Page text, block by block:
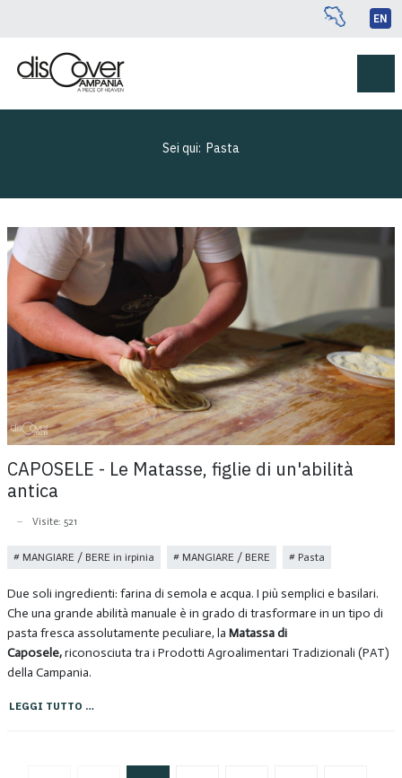
EN
Sei qui: Pasta
CAPOSELE - Le Matasse, figlie di un'abilità
antica
Visite: 521
MANGIARE / BERE in irpinia MANGIARE / BERE Pasta
Due soli ingredienti: farina di semola e acqua. I più semplici e basilari.
Che una grande abilità manuale è in grado di trasformare in un tipo di
pasta fresca assolutamente peculiare, la Matassa di
Caposele,riconosciuta tra i Prodotti Agroalimentari Tradizionali (PAT)
della Campania.
LEGGI TUTTO …